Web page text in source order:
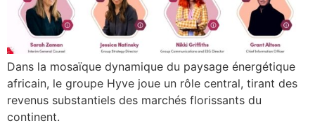
Dans la mosaïque dynamique du paysage énergétique
africain, le groupe Hyve joue un rôle central, tirant des
revenus substantiels des marchés florissants du
continent.